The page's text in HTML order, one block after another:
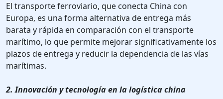
El transporte ferroviario, que conecta China con
Europa, es una forma alternativa de entrega más
barata y rápida en comparación con el transporte
marítimo, lo que permite mejorar significativamente los
plazos de entrega y reducir la dependencia de las vías
marítimas.
2. Innovación y tecnología en la logística china